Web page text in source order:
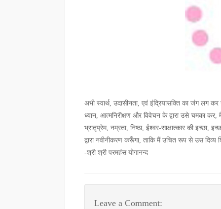
अभी स्वार्थ, उदासीनता, एवं इंद्रियासक्ति का जंग लग
ध्यान, आत्मनिरीक्षण और विवेचन के द्वारा उसे चमका
भ्रातृप्रेम, नम्रता, निष्ठा, ईश्वर-साक्षात्कार की इच्छा,
द्वारा नवीनीकरण करूँगा, ताकि मैं उचित रूप से उस
-श्री श्री परमहंस योगानन्द
Leave a Comment: